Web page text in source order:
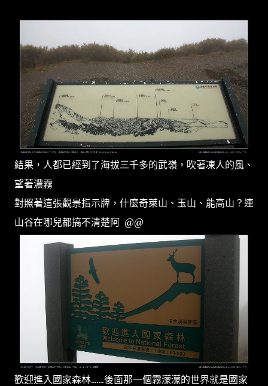
結果，人都已經到了海拔三千多的武嶺，吹著凍人的風、
望著濃霧
對照著這張觀景指示牌，什麼奇萊山、玉山、能高山？連
山谷在哪兒都搞不清楚阿 @@
歡迎進入國家森林.......後面那一個霧濛濛的世界就是國家